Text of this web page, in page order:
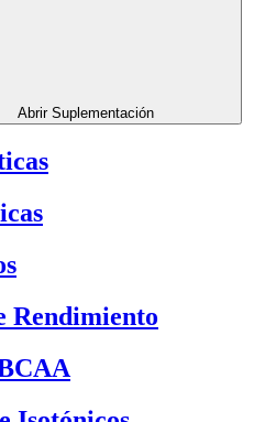
Abrir Suplementación
Rendimiento